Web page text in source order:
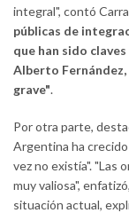
integral", contó
públicas de
que han sido
Alberto
grave".
Por otra parte,
Argentina ha
vez no existía". "Las
muy valiosa",
situación actual,